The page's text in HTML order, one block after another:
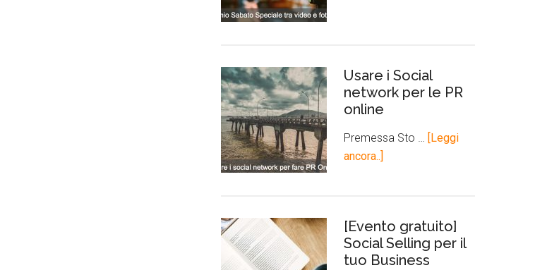
Usare i Social
network per le PR
online
Premessa Sto …
[Leggi
ancora..]
[Evento gratuito]
Social Selling per il
tuo Business